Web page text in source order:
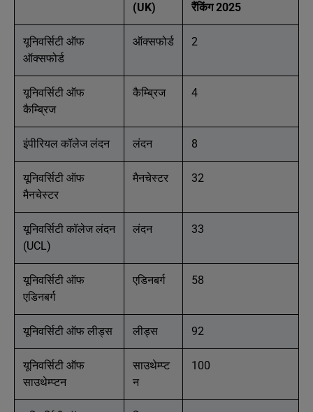
(UK)
रैंकिंग 2025
यूनिवर्सिटी ऑफ
ऑक्सफोर्ड
ऑक्सफोर्ड 2
यूनिवर्सिटी ऑफ
कैम्ब्रिज
कैम्ब्रिज 4
इंपीरियल कॉलेज लंदन लंदन 8
यूनिवर्सिटी ऑफ
मैनचेस्टर
मैनचेस्टर 32
यूनिवर्सिटी कॉलेज लंदन
(UCL)
लंदन 33
यूनिवर्सिटी ऑफ
एडिनबर्ग
एडिनबर्ग 58
यूनिवर्सिटी ऑफ लीड्स लीड्स 92
यूनिवर्सिटी ऑफ
साउथेम्प्टन
साउथेम्प्ट
न
100